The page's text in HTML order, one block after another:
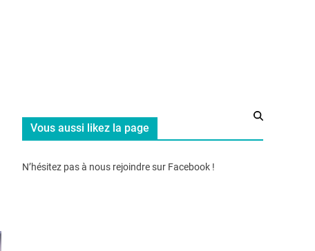
Vous aussi likez la page
N’hésitez pas à nous rejoindre sur Facebook !